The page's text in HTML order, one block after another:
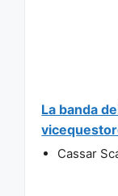
La banda
Cassar